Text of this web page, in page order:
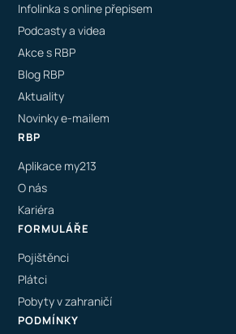
Infolinka s online přepisem
Podcasty a videa
Akce s RBP
Blog RBP
Aktuality
Novinky e-mailem
RBP
Aplikace my213
O nás
Kariéra
FORMULÁŘE
Pojištěnci
Plátci
Pobyty v zahraničí
PODMÍNKY